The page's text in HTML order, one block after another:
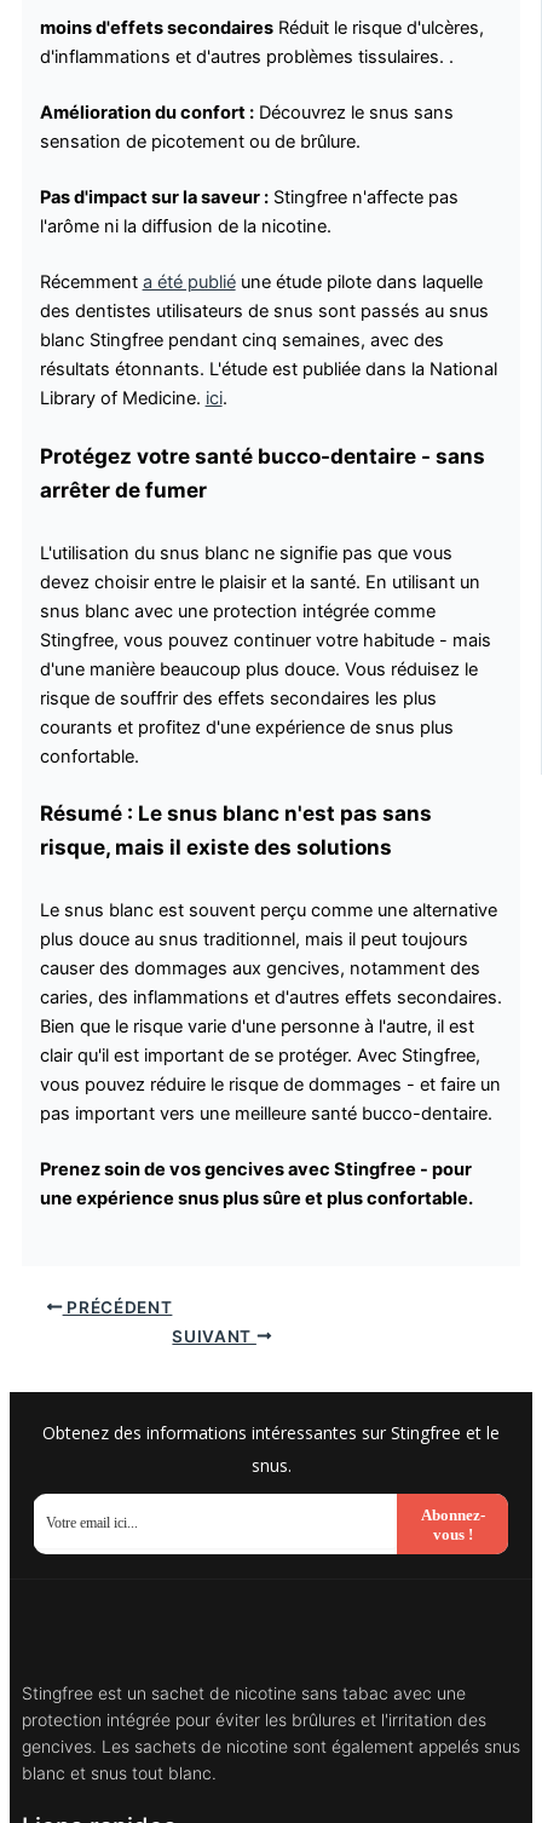
moins d'effets secondairesRéduit le risque d'ulcères,
d'inflammations et d'autres problèmes tissulaires. .
Amélioration du confort :Découvrez le snus sans
sensation de picotement ou de brûlure.
Pas d'impact sur la saveur :Stingfree n'affecte pas
l'arôme ni la diffusion de la nicotine.
Récemment a été publiéune étude pilote dans laquelle
des dentistes utilisateurs de snus sont passés au snus
blanc Stingfree pendant cinq semaines, avec des
résultats étonnants. L'étude est publiée dans la National
Library of Medicine. ici.
Protégez votre santé bucco-dentaire - sans
arrêter de fumer
L'utilisation du snus blanc ne signifie pas que vous
devez choisir entre le plaisir et la santé. En utilisant un
snus blanc avec une protection intégrée comme
Stingfree, vous pouvez continuer votre habitude - mais
d'une manière beaucoup plus douce. Vous réduisez le
risque de souffrir des effets secondaires les plus
courants et profitez d'une expérience de snus plus
confortable.
Résumé : Le snus blanc n'est pas sans
risque, mais il existe des solutions
Le snus blanc est souvent perçu comme une alternative
plus douce au snus traditionnel, mais il peut toujours
causer des dommages aux gencives, notamment des
caries, des inflammations et d'autres effets secondaires.
Bien que le risque varie d'une personne à l'autre, il est
clair qu'il est important de se protéger. Avec Stingfree,
vous pouvez réduire le risque de dommages - et faire un
pas important vers une meilleure santé bucco-dentaire.
Prenez soin de vos gencives avec Stingfree - pour
une expérience snus plus sûre et plus confortable.
PRÉCÉDENT
SUIVANT
Obtenez des informations intéressantes sur Stingfree et le
snus.
Abonnez-
vous !
Stingfree est un sachet de nicotine sans tabac avec une
protection intégrée pour éviter les brûlures et l'irritation des
gencives. Les sachets de nicotine sont également appelés snus
blanc et snus tout blanc.